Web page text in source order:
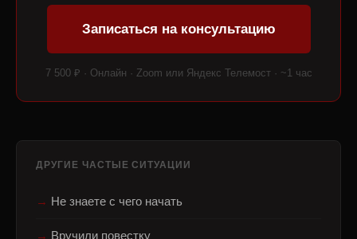
Записаться на консультацию
7 500 ₽ · Онлайн · Zoom или Яндекс Телемост · ~1 час
ДРУГИЕ ЧАСТЫЕ СИТУАЦИИ
Не знаете с чего начать
Вручили повестку